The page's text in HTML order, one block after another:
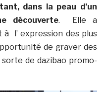
dans la peau d’un
découverte. Elle a
l’ expression des plus
de graver des
de dazibao promo-